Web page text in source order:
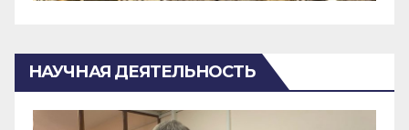
НАУЧНАЯ ДЕЯТЕЛЬНОСТЬ